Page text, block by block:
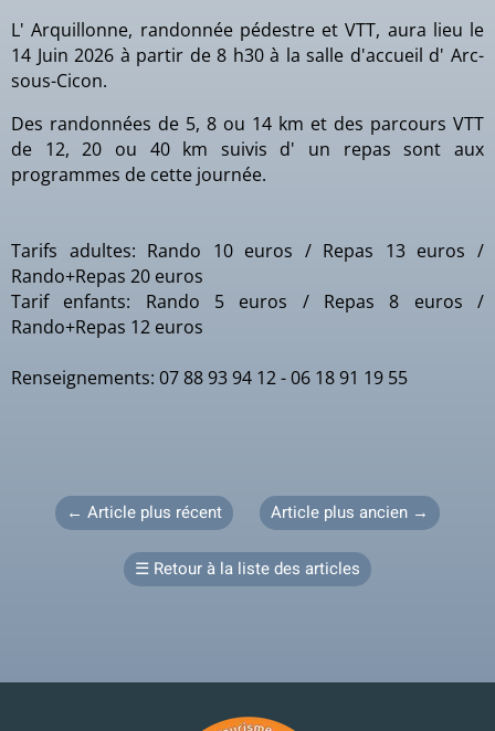
L' Arquillonne, randonnée pédestre et VTT, aura lieu le
14 Juin 2026 à partir de 8 h30 à la salle d'accueil d' Arc-
sous-Cicon.
Des randonnées de 5, 8 ou 14 km et des parcours VTT
de 12, 20 ou 40 km suivis d' un repas sont aux
programmes de cette journée.
Tarifs adultes: Rando 10 euros / Repas 13 euros /
Rando+Repas 20 euros
Tarif enfants: Rando 5 euros / Repas 8 euros /
Rando+Repas 12 euros
Renseignements: 07 88 93 94 12 - 06 18 91 19 55
← Article plus récent Article plus ancien →
☰ Retour à la liste des articles